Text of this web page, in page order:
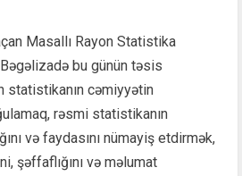
Masallı Rayon Statistika
bu günün təsis
statistikanın cəmiyyətin
rəsmi statistikanın
və faydasını nümayiş etdirmək,
şəffaflığını və məlumat